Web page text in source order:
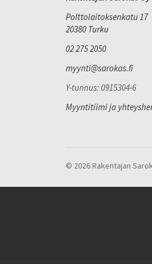
Polttolaitoksenkatu 17
20380 Turku
02 275 2050
myynti@sarokas.fi
Y-tunnus: 0915304-6
Myyntitiimi ja
© 2026 Rakentajan